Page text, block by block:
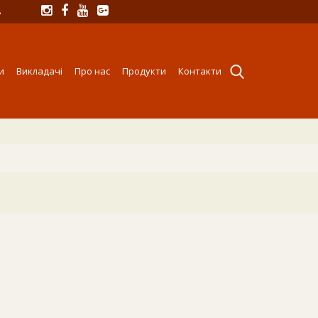
Викладачі Про нас Продукти Контакти